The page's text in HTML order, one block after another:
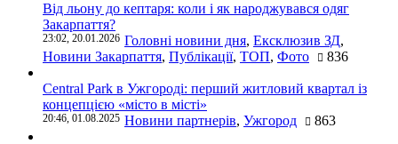
Від льону до кептаря: коли і як народжувався одяг
Закарпаття?
23:02, 20.01.2026 Головні новини дня, Ексклюзив ЗД,
Новини Закарпаття, Публікації, ТОП, Фото 836
Central Park в Ужгороді: перший житловий квартал із
концепцією «місто в місті»
20:46, 01.08.2025 Новини партнерів, Ужгород 863